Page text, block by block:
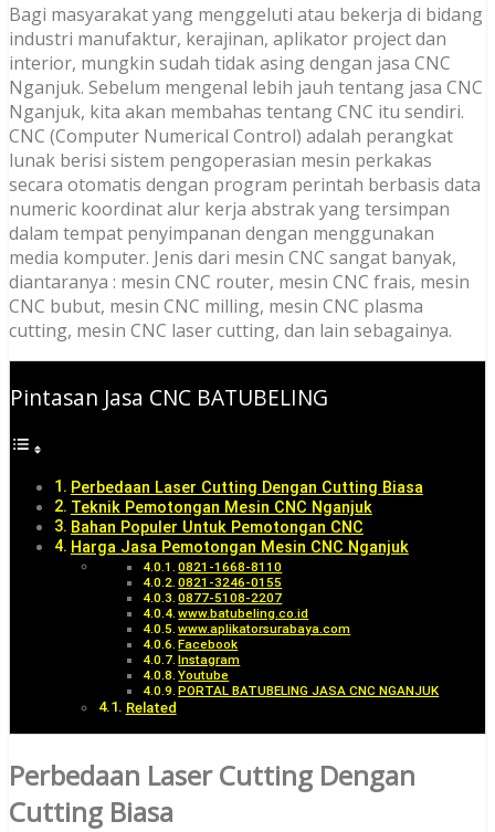
Bagi masyarakat yang menggeluti atau bekerja di bidang
industri manufaktur, kerajinan, aplikator project dan
interior, mungkin sudah tidak asing dengan jasa CNC
Nganjuk. Sebelum mengenal lebih jauh tentang jasa CNC
Nganjuk, kita akan membahas tentang CNC itu sendiri.
CNC (Computer Numerical Control) adalah perangkat
lunak berisi sistem pengoperasian mesin perkakas
secara otomatis dengan program perintah berbasis data
numeric koordinat alur kerja abstrak yang tersimpan
dalam tempat penyimpanan dengan menggunakan
media komputer. Jenis dari mesin CNC sangat banyak,
diantaranya : mesin CNC router, mesin CNC frais, mesin
CNC bubut, mesin CNC milling, mesin CNC plasma
cutting, mesin CNC laser cutting, dan lain sebagainya.
Pintasan Jasa CNC BATUBELING
Perbedaan Laser Cutting Dengan Cutting Biasa
Teknik Pemotongan Mesin CNC Nganjuk
Bahan Populer Untuk Pemotongan CNC
Harga Jasa Pemotongan Mesin CNC Nganjuk
0821-1668-8110
0821-3246-0155
0877-5108-2207
www.batubeling.co.id
www.aplikatorsurabaya.com
Facebook
Instagram
Youtube
PORTAL BATUBELING JASA CNC NGANJUK
Related
Perbedaan Laser Cutting Dengan
Cutting Biasa